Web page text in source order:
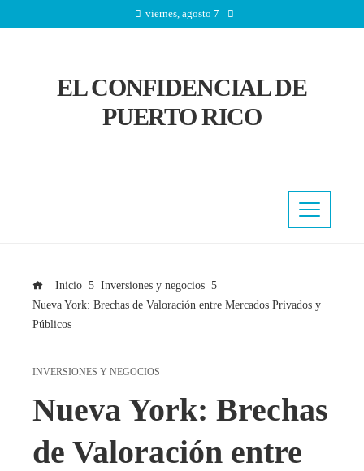
viernes, agosto 7
EL CONFIDENCIAL DE
PUERTO RICO
Inicio
Inversiones y negocios
Nueva York: Brechas de Valoración entre Mercados Privados y
Públicos
INVERSIONES Y NEGOCIOS
Nueva York: Brechas
de Valoración entre